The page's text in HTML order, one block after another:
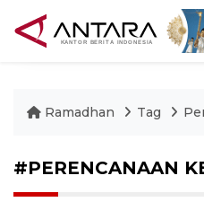
Ramadhan Tag
#PERENCANAAN